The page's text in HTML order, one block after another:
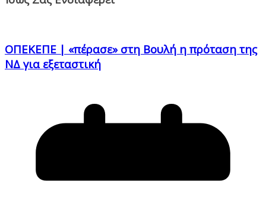
ΟΠΕΚΕΠΕ | «πέρασε» στη Βουλή η πρόταση της
ΝΔ για εξεταστική